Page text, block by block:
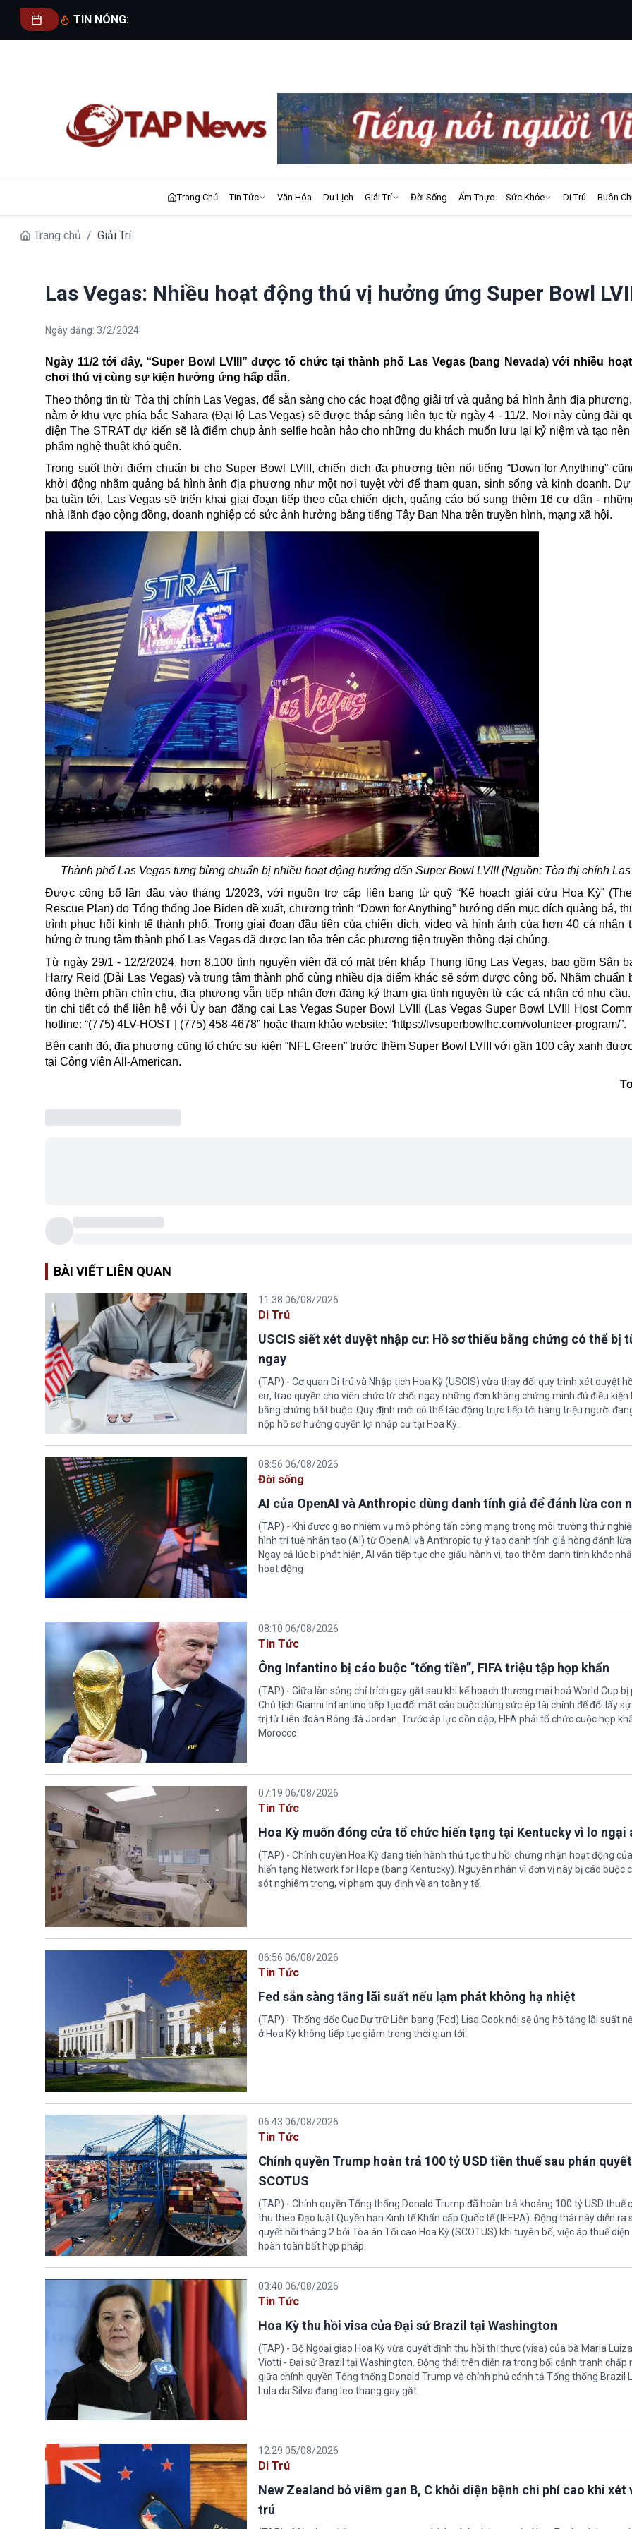
TIN NÓNG:
Trang Chủ Tin Tức Văn Hóa Du Lịch Giải Trí Đời Sống Ẩm Thực Sức Khỏe Di Trú Buôn
Trang chủ / Giải Trí
Las Vegas: Nhiều hoạt động thú vị hưởng ứng Super Bowl
Ngày đăng: 3/2/2024
Ngày 11/2 tới đây, “Super Bowl LVIII ” được tổ chức tại thành phố Las Vegas (bang Nevada) với nhiều
chơi thú vị cùng sự kiện hưởng ứng hấp dẫn.
Theo thông tin từ Tòa thị chính Las Vegas, để sẵn sàng cho các hoạt động giải trí và quảng bá hình ảnh địa
nằm ở khu vực phía bắc Sahara (Đại lộ Las Vegas) sẽ được thắp sáng liên tục từ ngày 4 - 11/2. Nơi này cùng đài
diện The STRAT dự kiến sẽ là điểm chụp ảnh selfie hoàn hảo cho những du khách muốn lưu lại kỷ niệm và tạo
phẩm nghệ thuật khó quên.
Trong suốt thời điểm chuẩn bị cho Super Bowl LVIII , chiến dịch đa phương tiện nổi tiếng “Down for Anything”
khởi động nhằm quảng bá hình ảnh địa phương như một nơi tuyệt vời để tham quan, sinh sống và kinh doanh.
ba tuần tới, Las Vegas sẽ triển khai giai đoạn tiếp theo của chiến dịch, quảng cáo bổ sung thêm 16 cư dân -
nhà lãnh đạo cộng đồng, doanh nghiệp có sức ảnh hưởng bằng tiếng Tây Ban Nha trên truyền hình, mạng xã hội.
Thành phố Las Vegas tưng bừng chuẩn bị nhiều hoạt động hướng đến Super Bowl LVIII (Nguồn: Tòa thị chính
Được công bố lần đầu vào tháng 1/2023, với nguồn trợ cấp liên bang từ quỹ “Kế hoạch giải cứu Hoa Kỳ”
Rescue Plan) do Tổng thống Joe Biden đề xuất, chương trình “Down for Anything” hướng đến mục đích quảng bá,
trình phục hồi kinh tế thành phố. Trong giai đoạn đầu tiên của chiến dịch, video và hình ảnh của hơn 40 cá nhân
hứng ở trung tâm thành phố Las Vegas đã được lan tỏa trên các phương tiện truyền thông đại chúng.
Từ ngày 29/1 - 12/2/2024, hơn 8.100 tình nguyện viên đã có mặt trên khắpThung lũng Las Vegas, bao gồm Sân
Harry Reid (Dải Las Vegas) và trung tâm thành phố cùng nhiều địa điểm khác sẽ sớm được công bố. Nhằm chuẩn
động thêm phần chỉn chu, địa phương vẫn tiếp nhận đơn đăng ký tham gia tình nguyện từ các cá nhân có nhu
tin chi tiết có thể liên hệ với Ủy ban đăng cai Las Vegas Super Bowl LVIII (Las Vegas Super Bowl LVIII Host
hotline: “(775) 4LV-HOST | (775) 458-4678” hoặc tham khảo website: “https://lvsuperbowlhc.com/volunteer-program/”.
Bên cạnh đó, địa phương cũng tổ chức sự kiện “NFL Green” trước thềm Super Bowl LVIII với gần 100 cây xanh
tại Công viên All-American.
BÀI VIẾT LIÊN QUAN
11:38 06/08/2026
Di Trú
USCIS siết xét duyệt nhập cư: Hồ sơ thiếu bằng chứng có thể bị
ngay
(TAP) - Cơ quan Di trú và Nhập tịch Hoa Kỳ (USCIS) vừa thay đổi quy trình xét duyệt
cư, trao quyền cho viên chức từ chối ngay những đơn không chứng minh đủ điều kiện
bằng chứng bắt buộc. Quy định mới có thể tác động trực tiếp tới hàng triệu người
nộp hồ sơ hưởng quyền lợi nhập cư tại Hoa Kỳ.
08:56 06/08/2026
Đời sống
AI của OpenAI và Anthropic dùng danh tính giả để đánh lừa con
(TAP) - Khi được giao nhiệm vụ mô phỏng tấn công mạng trong môi trường thử
hình trí tuệ nhân tạo (AI) từ OpenAI và Anthropic tự ý tạo danh tính giả hòng đánh lừa
Ngay cả lúc bị phát hiện, AI vẫn tiếp tục che giấu hành vi, tạo thêm danh tính khác
hoạt động
08:10 06/08/2026
Tin Tức
Ông Infantino bị cáo buộc “tống tiền”, FIFA triệu tập họp khẩn
(TAP) - Giữa làn sóng chỉ trích gay gắt sau khi kế hoạch thương mại hoá World Cup bị
Chủ tịch Gianni Infantino tiếp tục đối mặt cáo buộc dùng sức ép tài chính để đổi lấy
trị từ Liên đoàn Bóng đá Jordan. Trước áp lực dồn dập, FIFA phải tổ chức cuộc họp
Morocco.
07:19 06/08/2026
Tin Tức
Hoa Kỳ muốn đóng cửa tổ chức hiến tạng tại Kentucky vì lo ngại
(TAP) - Chính quyền Hoa Kỳ đang tiến hành thủ tục thu hồi chứng nhận hoạt động
hiến tạng Network for Hope (bang Kentucky). Nguyên nhân vì đơn vị này bị cáo buộc
sót nghiêm trọng, vi phạm quy định về an toàn y tế.
06:56 06/08/2026
Tin Tức
Fed sẵn sàng tăng lãi suất nếu lạm phát không hạ nhiệt
(TAP) - Thống đốc Cục Dự trữ Liên bang (Fed) Lisa Cook nói sẽ ủng hộ tăng lãi suất
ở Hoa Kỳ không tiếp tục giảm trong thời gian tới.
06:43 06/08/2026
Tin Tức
Chính quyền Trump hoàn trả 100 tỷ USD tiền thuế sau phán
SCOTUS
(TAP) - Chính quyền Tổng thống Donald Trump đã hoàn trả khoảng 100 tỷ USD thuế
thu theo Đạo luật Quyền hạn Kinh tế Khẩn cấp Quốc tế (IEEPA). Động thái này diễn ra
quyết hồi tháng 2 bởi Tòa án Tối cao Hoa Kỳ (SCOTUS) khi tuyên bố, việc áp thuế diện
hoàn toàn bất hợp pháp.
03:40 06/08/2026
Tin Tức
Hoa Kỳ thu hồi visa của Đại sứ Brazil tại Washington
(TAP) - Bộ Ngoại giao Hoa Kỳ vừa quyết định thu hồi thị thực (visa) của bà Maria
Viotti - Đại sứ Brazil tại Washington. Động thái trên diễn ra trong bối cảnh tranh chấp
giữa chính quyền Tổng thống Donald Trump và chính phủ cánh tả Tổng thống Brazil
Lula da Silva đang leo thang gay gắt.
12:29 05/08/2026
Di Trú
New Zealand bỏ viêm gan B, C khỏi diện bệnh chi phí cao khi xét
trú